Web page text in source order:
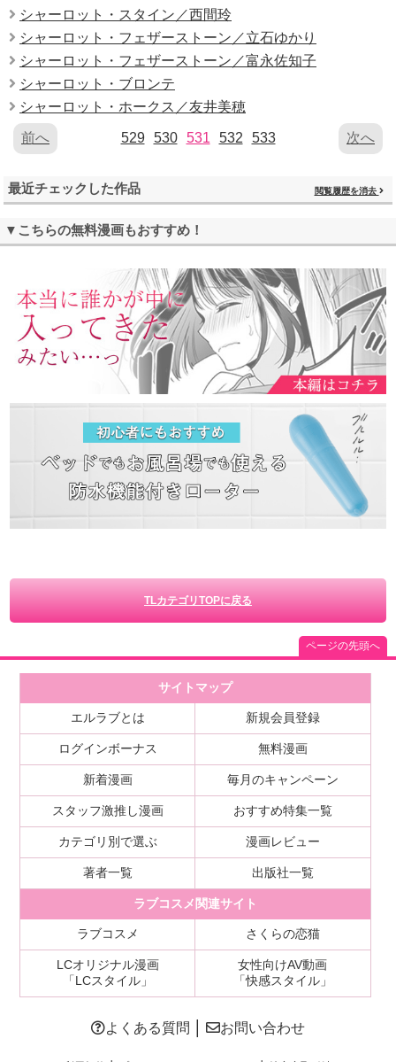
シャーロット・スタイン／西間玲
シャーロット・フェザーストーン／立石ゆかり
シャーロット・フェザーストーン／富永佐知子
シャーロット・ブロンテ
シャーロット・ホークス／友井美穂
前へ 529 530 531 532 533 次へ
最近チェックした作品 閲覧履歴を消去
▼こちらの無料漫画もおすすめ！
TLカテゴリTOPに戻る
ページの先頭へ
サイトマップ
エルラブとは 新規会員登録
ログインボーナス 無料漫画
新着漫画 毎月のキャンペーン
スタッフ激推し漫画 おすすめ特集一覧
カテゴリ別で選ぶ 漫画レビュー
著者一覧 出版社一覧
ラブコスメ関連サイト
ラブコスメ さくらの恋猫
LCオリジナル漫画
「LCスタイル」
女性向けAV動画
「快感スタイル」
よくある質問 お問い合わせ